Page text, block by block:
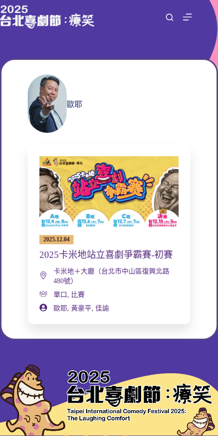
跳
至
容
歐耶
2025.12.04
2025卡米地站立喜劇爭霸賽-初賽
卡米地＋大廳（台北市中山區復興北路
480號）
單口 , 比賽
歐耶, 黃豪平, 佳諭